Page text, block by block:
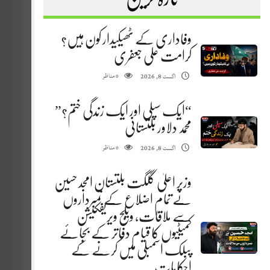
وفاداری کے ٹھیکیدار کون ہیں؟
کرامت علی جعفری
اگست 8, 2026
0مناظر
“ایک سپلی اور ایک زندگی ختم؟”
محمد دلاور بلتستانی
اگست 8, 2026
0مناظر
وزیر اعلیٰ گلگت بلتستان امجد حسین
نے تمام اضلاع کے نمبرداروں
سے ملاقات، ویلج ویریفکیشن
کمیٹیوں کا قیام دفاتر کے بجائے
پبلک اسمبلی میں کرنے کے
احکامات